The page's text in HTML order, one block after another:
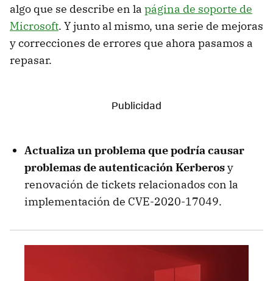
algo que se describe en la página de soporte de
Microsoft. Y junto al mismo, una serie de mejoras
y correcciones de errores que ahora pasamos a
repasar.
Actualiza un problema que podría causar
problemas de autenticación Kerberosy
renovación de tickets relacionados con la
implementación de CVE-2020-17049.